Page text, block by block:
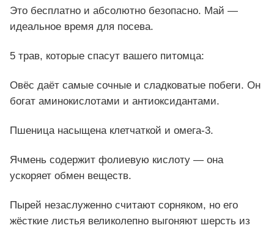
Это бесплатно и абсолютно безопасно. Май —
идеальное время для посева.
5 трав, которые спасут вашего питомца:
Овёс даёт самые сочные и сладковатые побеги. Он
богат аминокислотами и антиоксидантами.
Пшеница насыщена клетчаткой и омега-3.
Ячмень содержит фолиевую кислоту — она
ускоряет обмен веществ.
Пырей незаслуженно считают сорняком, но его
жёсткие листья великолепно выгоняют шерсть из